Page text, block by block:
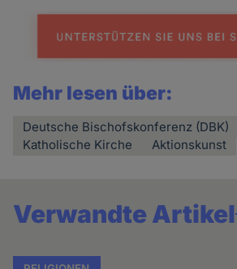
Mehr lesen über:
Deutsche Bischofskonferenz (DBK)
Katholische Kirche
Aktionskunst
Verwandte Artikel